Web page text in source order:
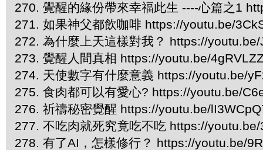
270. 覺醒的緣份帶來幸福此生 ----心篇之1
271. 如果神父都飲咖啡 https://youtu.be/
272. 為什麼上天這樣對我？ https://
273. 覺醒人間真相 https://youtu.be/
274. 天使數字有什麼意義 https://youtu.be/
275. 食肉都可以有愛心? https://youtu.be/
276. 祈禱秘密覺醒 https://youtu.be/
277. 不吃肉就死究竟吃不吃 https://
278. 有了AI，怎樣修行？ https://youtu.be/